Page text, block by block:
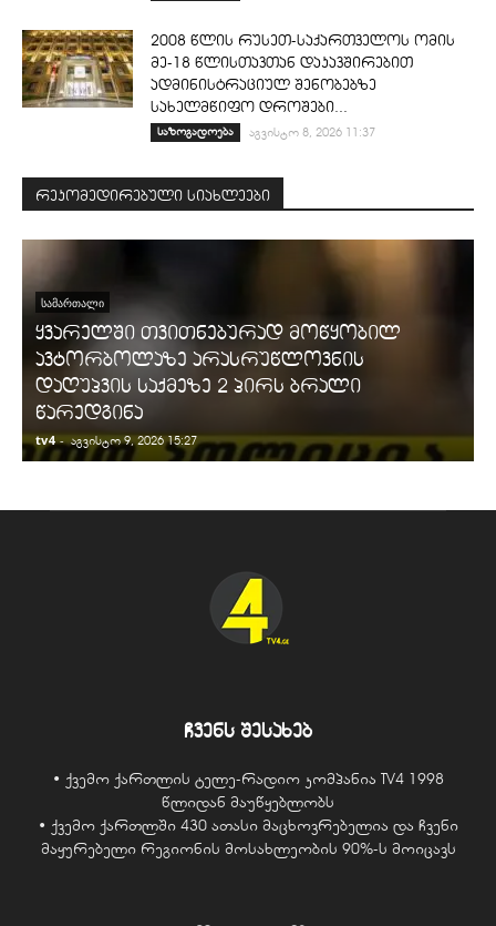
2008 წლის რუსეთ-საქართველოს ომის
მე-18 წლისთავთან დაკავშირებით
ადმინისტრაციულ შენობებზე
სახელმწიფო დროშები...
საზოგადოება აგვისტო 8, 2026 11:37
რეკომედირებული სიახლეები
ᲡᲐᲛᲐᲠᲗᲐᲚᲘ
ყვარელში თვითნებურად მოწყობილ
ავტორბოლაზე არასრუწლოვნის
დაღუპვის საქმეზე 2 პირს ბრალი
წარედგინა
tv4 - აგვისტო 9, 2026 15:27
ჩვენს შესახებ
• ქვემო ქართლის ტელე-რადიო კომპანია TV4 1998
წლიდან მაუწყებლობს
• ქვემო ქართლში 430 ათასი მაცხოვრებელია და ჩვენი
მაყურებელი რეგიონის მოსახლეობის 90%-ს მოიცავს